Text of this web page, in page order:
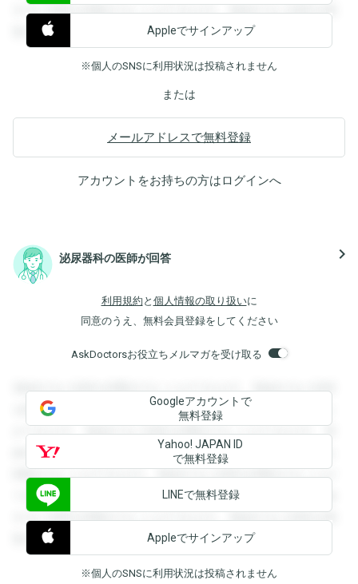
すると回答を閲覧することができます。登録すると回答を閲
覧することができます。
Appleでサインアップ
※個人のSNSに利用状況は投稿されません
または
メールアドレスで無料登録
アカウントをお持ちの方はログインへ
泌尿器科の医師が回答 navigate_next
利用規約 と 個人情報の取り扱いに
同意のうえ、無料会員登録をしてください
AskDoctorsお役立ちメルマガを受け取る
登録すると回答を閲覧することができます。登録すると回答
を閲覧することができます。登録すると回答を閲覧すること
ができます。登録すると回答を閲覧することができます。登
録すると回答を閲覧することができます。登録すると回答を
閲覧することができます。登録すると回答を閲覧することが
できます。登録すると回答を閲覧することができます。登録
すると回答を閲覧することができます。登録すると回答を閲
覧することができます。
Googleアカウントで
無料登録
Yahoo! JAPAN ID
で無料登録
LINEで無料登録
Appleでサインアップ
※個人のSNSに利用状況は投稿されません